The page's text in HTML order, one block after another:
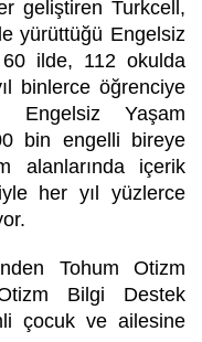
geliştiren Turkcell,
yürüttüğü Engelsiz
60 ilde, 112 okulda
binlerce öğrenciye
Engelsiz Yaşam
bin engelli bireye
alanlarında içerik
her yıl yüzlerce
Tohum Otizm
Bilgi Destek
çocuk ve ailesine